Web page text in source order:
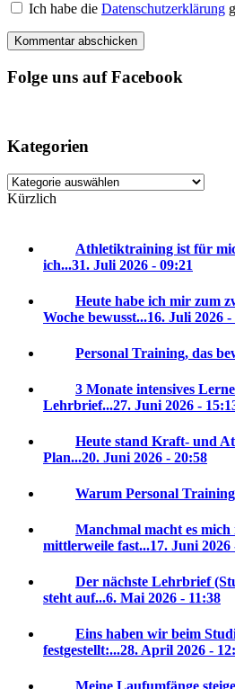
Ich habe die Datenschutzerklärung
Folge uns auf Facebook
Kategorien
Kategorien
Kürzlich
Athletiktraining ist für
ich...31. Juli 2026 - 09:21
Heute habe ich mir zum
Woche bewusst...16. Juli 2026 -
Personal Training, das
3 Monate intensives
Lehrbrief...27. Juni 2026 -
Heute stand Kraft- und
Plan...20. Juni 2026 - 20:58
Warum Personal
Manchmal macht es mich
mittlerweile fast...17. Juni 2026
Der nächste Lehrbrief
steht auf...6. Mai 2026 - 11:38
Eins haben wir beim
festgestellt:...28. April 2026 -
Meine Laufumfänge